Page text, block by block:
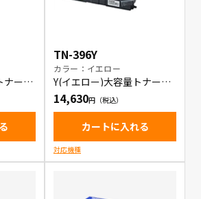
ナーカ
TN-396Y
カラー：イエロー
Y(イエロー)大容量トナーカ
ートリッジ
14,630
カートに入れる
対応機種